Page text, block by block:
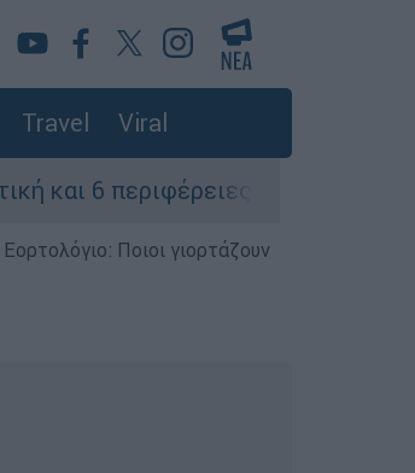
Travel Viral
λόγω καύσωνα - Επί
Ποιοι γιορτάζουν